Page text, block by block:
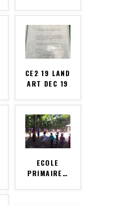
CE2 19 LAND
ART DEC 19
ECOLE
PRIMAIRE…